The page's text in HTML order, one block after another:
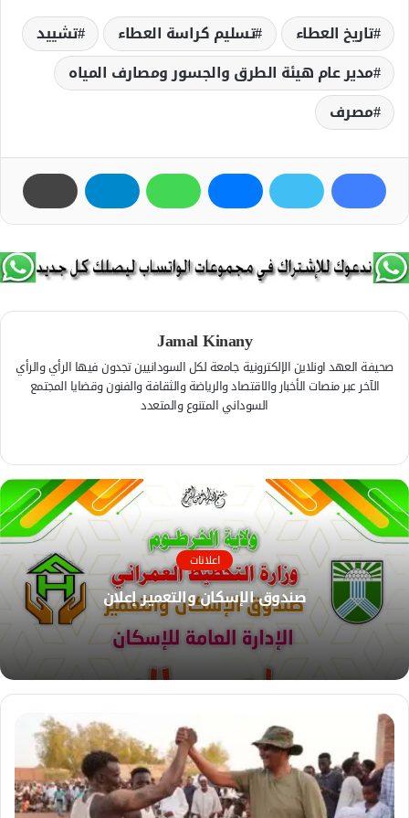
‬تاريخ‭ ‬العطاء‭ تسليم كراسة العطاء
تشييد
مدير عام هيئة الطرق والجسور ومصارف المياه
مصرف
Jamal Kinany
صحيفة العهد اونلاين الإلكترونية جامعة لكل السودانيين تجدون فيها الرأي والرأي
الآخر عبر منصات الأخبار والاقتصاد والرياضة والثقافة والفنون وقضايا المجتمع
السوداني المتنوع والمتعدد
م
ق
ع
ا
ل
و
ي
ب
ب
و
ك
اعلانات
صندوق الإسكان والتعمير إعلان